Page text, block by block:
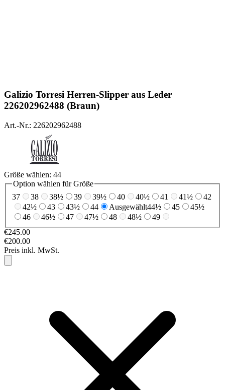
Galizio Torresi Herren-Slipper aus Leder
226202962488 (Braun)
Art.-Nr.: 226202962488
Größe wählen: 44
Option wählen für Größe
37
38 38½ 39 39½ 40 40½ 41 41½
42
42½
43 43½ 44 Ausgewählt44½ 45
45½
46
46½ 47 47½ 48 48½
49
€245.00
€200.00
Preis inkl. MwSt.